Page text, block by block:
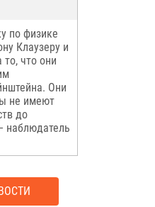
по физике
Клаузеру и
то, что они
Они
не имеют
до
наблюдатель